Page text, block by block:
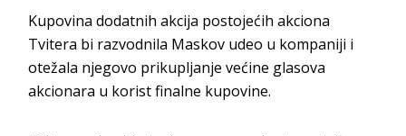
Kupovina dodatnih akcija postojećih akciona
Tvitera bi razvodnila Maskov udeo u kompaniji i
otežala njegovo prikupljanje većine glasova
akcionara u korist finalne kupovine.